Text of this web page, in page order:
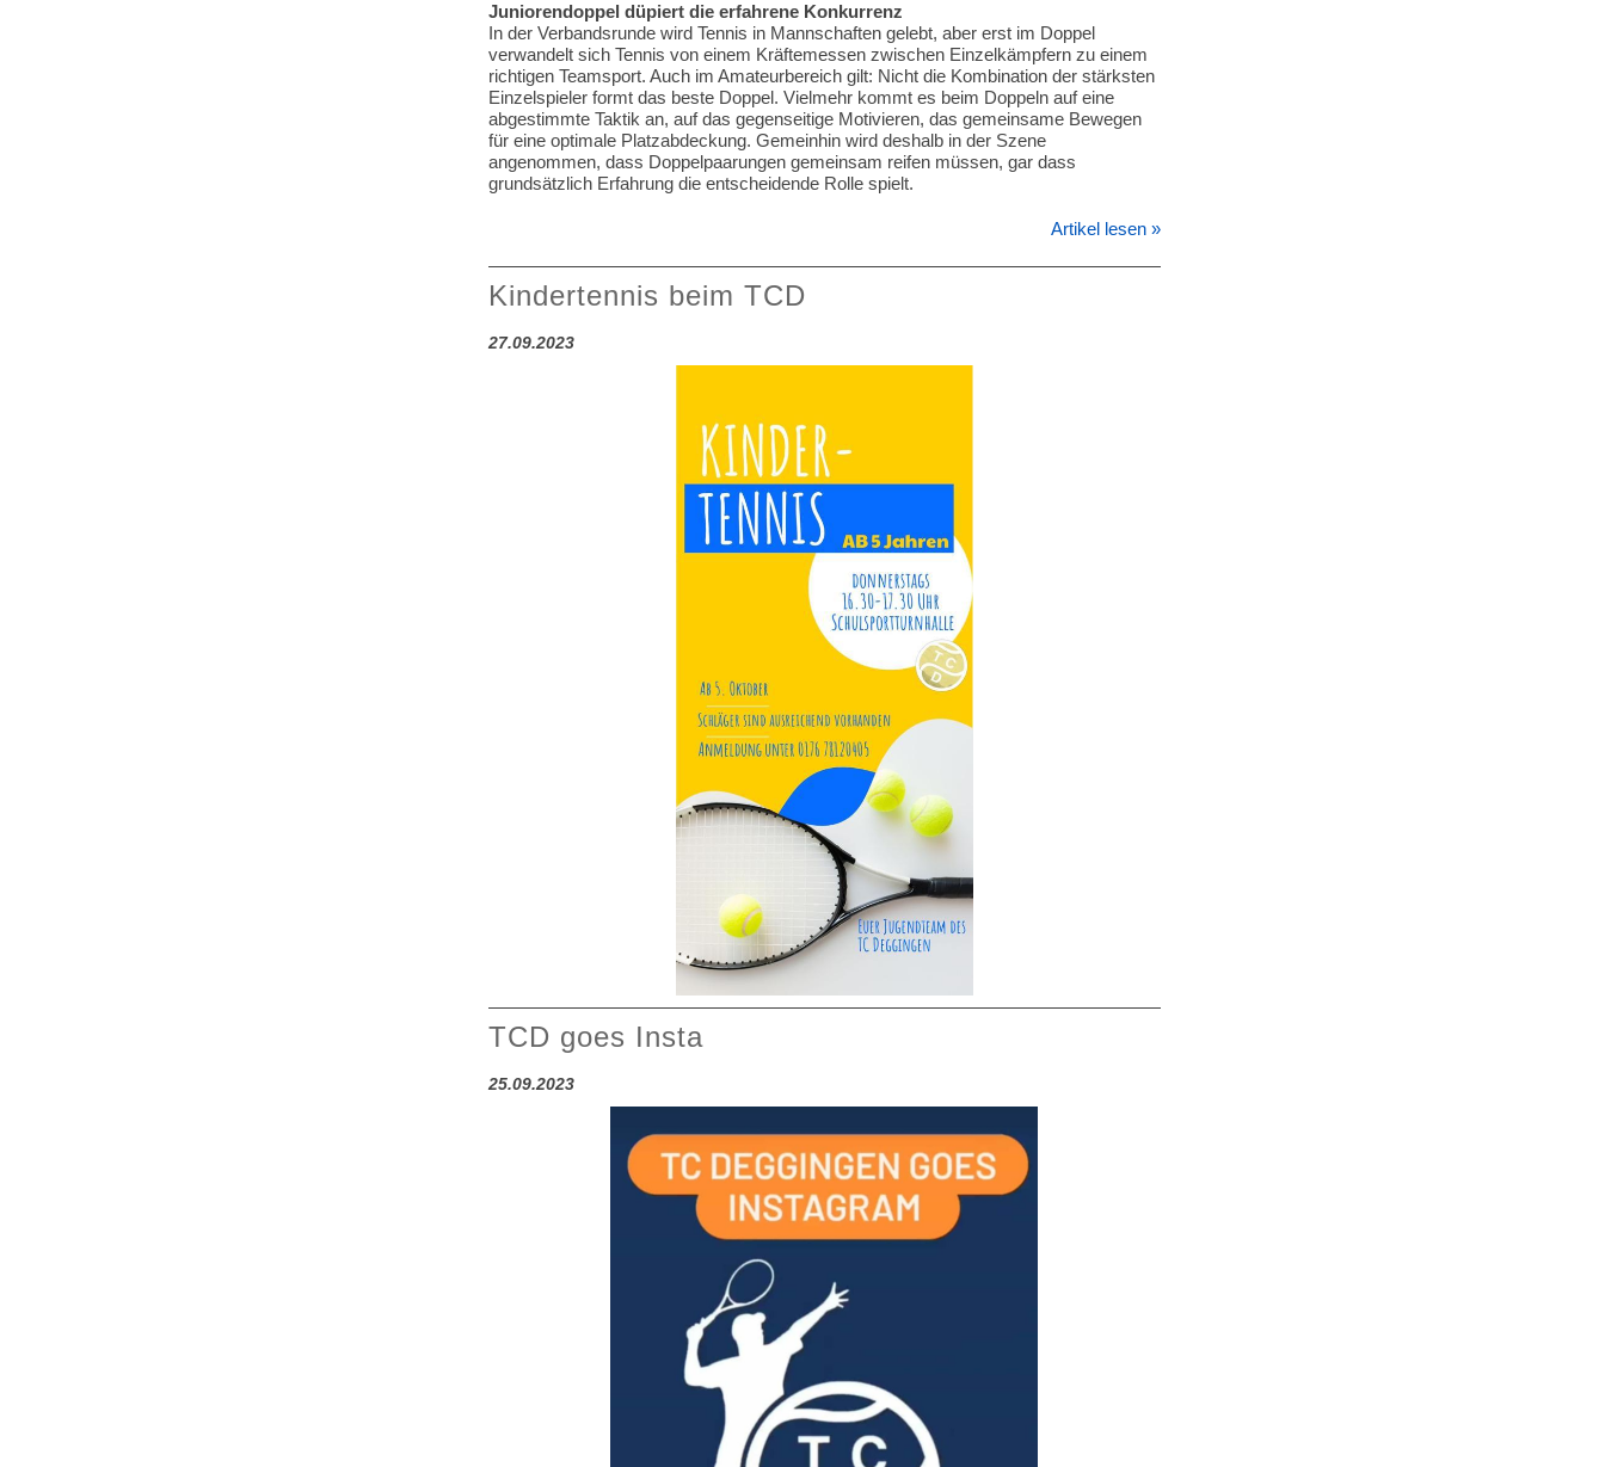
Juniorendoppel düpiert die erfahrene Konkurrenz
In der Verbandsrunde wird Tennis in Mannschaften gelebt, aber erst im Doppel
verwandelt sich Tennis von einem Kräftemessen zwischen Einzelkämpfern zu einem
richtigen Teamsport. Auch im Amateurbereich gilt: Nicht die Kombination der stärksten
Einzelspieler formt das beste Doppel. Vielmehr kommt es beim Doppeln auf eine
abgestimmte Taktik an, auf das gegenseitige Motivieren, das gemeinsame Bewegen
für eine optimale Platzabdeckung. Gemeinhin wird deshalb in der Szene
angenommen, dass Doppelpaarungen gemeinsam reifen müssen, gar dass
grundsätzlich Erfahrung die entscheidende Rolle spielt.
Artikel lesen »
Kindertennis beim TCD
27.09.2023
TCD goes Insta
25.09.2023